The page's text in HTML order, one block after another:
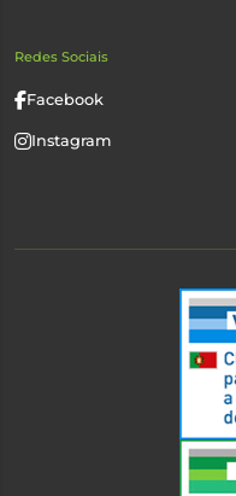
Redes Sociais
Facebook
Instagram